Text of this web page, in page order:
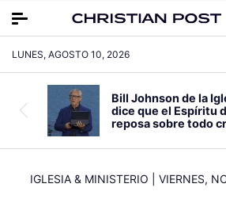
LUNES, AGOSTO 10, 2026
Bill Johnson de la
dice que el Espíritu
reposa sobre todo
IGLESIA & MINISTERIO VIERNES,